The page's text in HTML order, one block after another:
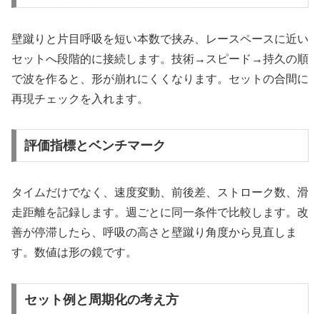
壁蹴りと片目呼吸を短い本数で挟み、レースペースに近い
セットへ段階的に接続します。技術→スピード→持久の順
で波を作ると、形が崩れにくくなります。セットの合間に
再現チェックを入れます。
評価指標とベンチマーク
タイムだけでなく、速度変動、前後差、ストローク数、滑
走距離を記録します。週ごとに同一条件で比較します。改
善が停滞したら、呼吸の高さと壁蹴り角度から見直しま
す。数値は形の鏡です。
セット例と周期化の考え方